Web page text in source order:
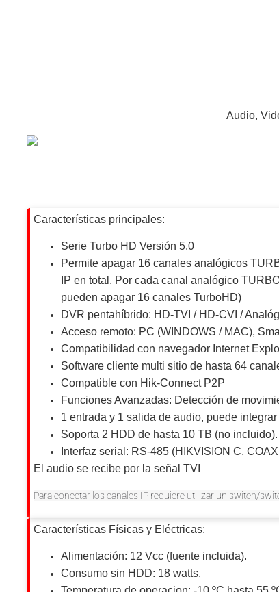
Audio,
Características principales:
Serie Turbo HD Versión 5.0
Permite apagar 16 canales analógicos
IP en total. Por cada canal analógico
pueden apagar 16 canales TurboHD)
DVR pentahíbrido: HD-TVI / HD-CVI /
Acceso remoto: PC (WINDOWS / MAC),
Compatibilidad con navegador Internet
Software cliente multi sitio de hasta 64
Compatible con Hik-Connect P2P
Funciones Avanzadas: Detección de
1 entrada y 1 salida de audio, puede
Soporta 2 HDD de hasta 10 TB (no incluido).
Interfaz serial: RS-485 (HIKVISION C,
El audio se recibe por la señal TVI
Para conectar los canales IP requiere utilizar un switch/
Características Físicas y Eléctricas:
Alimentación: 12 Vcc (fuente incluida).
Consumo sin HDD: 18 watts.